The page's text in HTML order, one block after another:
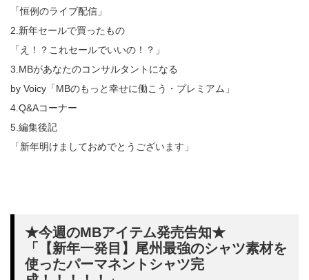
「恒例のライブ配信」
2.新年セールで買ったもの
「え！？これセールでいいの！？」
3.MBがあなたのコンサルタントになる
by Voicy「MBのもっと幸せに働こう・プレミアム」
4.Q&Aコーナー
5.編集後記
「新年明けましておめでとうございます」
★今週のMBアイテム発売告知★
「【新年一発目】尾州最強のシャツ素材を
使ったパーマネントシャツ完